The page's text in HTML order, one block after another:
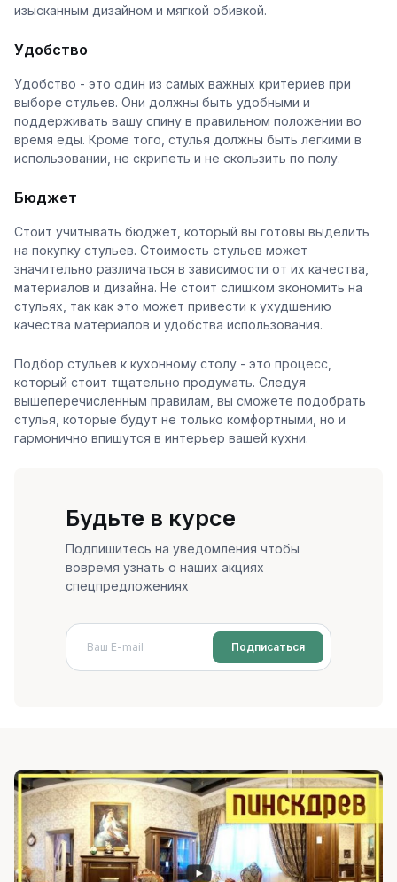
изысканным дизайном и мягкой обивкой.
Удобство
Удобство - это один из самых важных критериев при
выборе стульев. Они должны быть удобными и
поддерживать вашу спину в правильном положении во
время еды. Кроме того, стулья должны быть легкими в
использовании, не скрипеть и не скользить по полу.
Бюджет
Стоит учитывать бюджет, который вы готовы выделить
на покупку стульев. Стоимость стульев может
значительно различаться в зависимости от их качества,
материалов и дизайна. Не стоит слишком экономить на
стульях, так как это может привести к ухудшению
качества материалов и удобства использования.
Подбор стульев к кухонному столу - это процесс,
который стоит тщательно продумать. Следуя
вышеперечисленным правилам, вы сможете подобрать
стулья, которые будут не только комфортными, но и
гармонично впишутся в интерьер вашей кухни.
Будьте в курсе
Подпишитесь на уведомления чтобы
вовремя узнать о наших акциях
спецпредложениях
Подписаться